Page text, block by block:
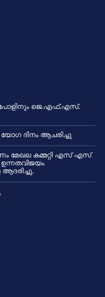
പോളിനും ജെ.എഫ്.എസ്.
യോഗ ദിനം ആചരിച്ചു
മേഖല കമ്മറ്റി എസ് എസ്
ആദരിച്ചു.